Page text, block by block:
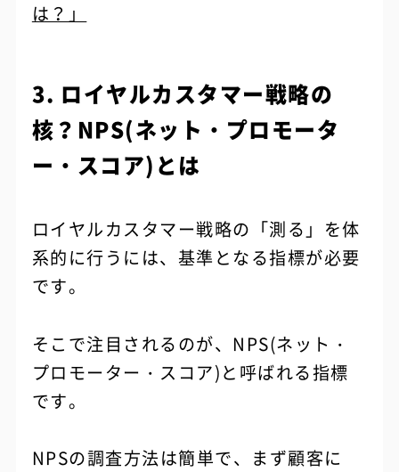
は？」
3. ロイヤルカスタマー戦略の
核？NPS(ネット・プロモータ
ー・スコア)とは
ロイヤルカスタマー戦略の「測る」を体
系的に行うには、基準となる指標が必要
です。
そこで注目されるのが、NPS(ネット・
プロモーター・スコア)と呼ばれる指標
です。
NPSの調査方法は簡単で、まず顧客に